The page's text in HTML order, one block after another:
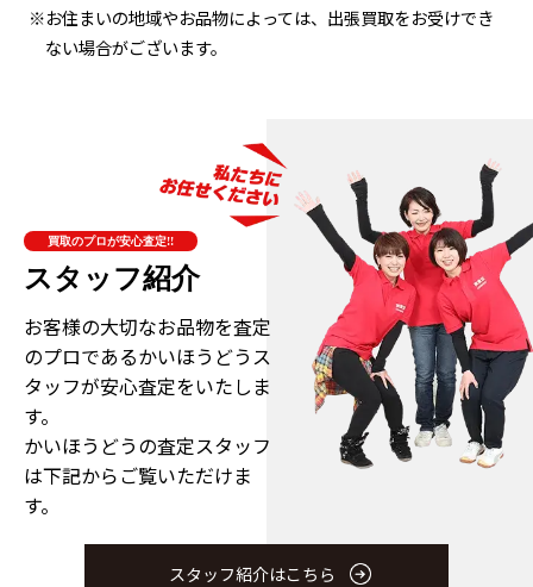
※お住まいの地域やお品物によっては、出張買取をお受けでき
ない場合がございます。
買取のプロが安心査定!!
スタッフ紹介
お客様の大切なお品物を査定
のプロであるかいほうどうス
タッフが安心査定をいたしま
す。
かいほうどうの査定スタッフ
は下記からご覧いただけま
す。
スタッフ紹介はこちら